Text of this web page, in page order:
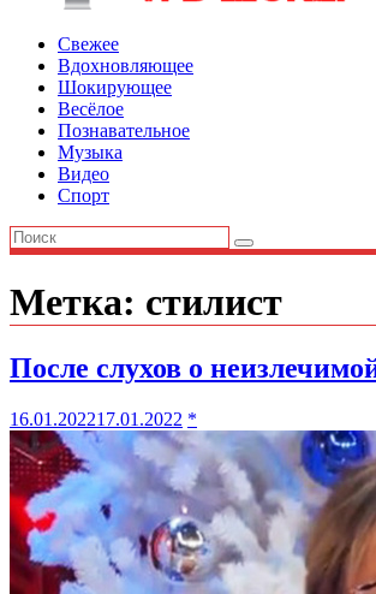
Свежее
Вдохновляющее
Шокирующее
Весёлое
Познавательное
Музыка
Видео
Спорт
Метка: стилист
После слухов о
16.01.202217.01.2022 *